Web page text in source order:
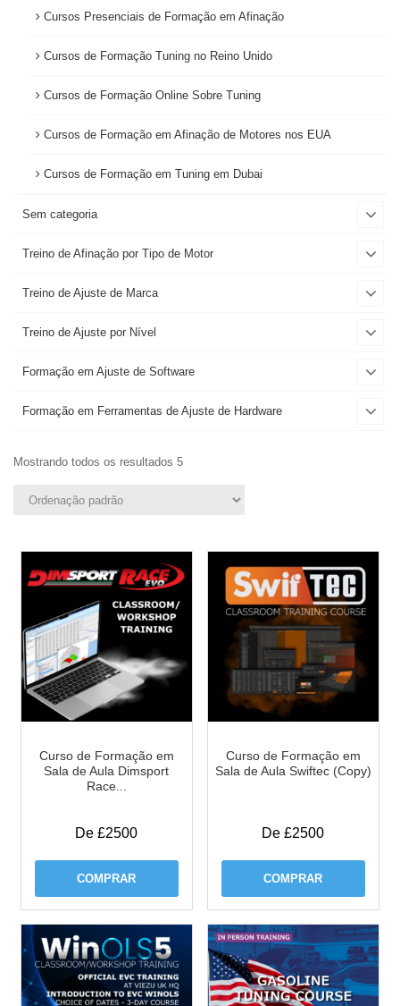
Mostrando todos os resultados 5
Curso de Formação em
Sala de Aula Dimsport
Race...
De £2500
COMPRAR
Curso de Formação em
Sala de Aula Swiftec (Copy)
De £2500
COMPRAR
Cursos Presenciais de Formação em Afinação
Cursos de Formação Tuning no Reino Unido
Cursos de Formação Online Sobre Tuning
Cursos de Formação em Afinação de Motores nos EUA
Cursos de Formação em Tuning em Dubai
Sem categoria
Treino de Afinação por Tipo de Motor
Treino de Ajuste de Marca
Treino de Ajuste por Nível
Formação em Ajuste de Software
Formação em Ferramentas de Ajuste de Hardware